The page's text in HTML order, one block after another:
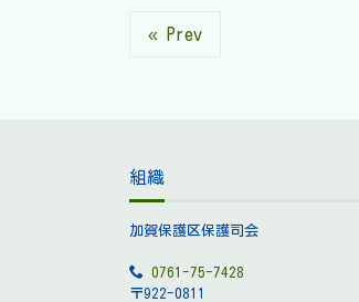
« Prev
組織
加賀保護区保護司会
0761-75-7428
〒922-0811